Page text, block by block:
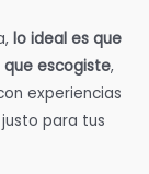
lo ideal es que
que escogiste,
experiencias
para tus